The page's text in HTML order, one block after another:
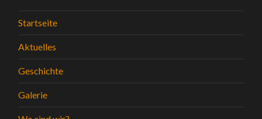
Startseite
Aktuelles
Geschichte
Galerie